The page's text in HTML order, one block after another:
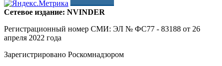
Сетевое издание: NVINDER
Регистрационный номер СМИ: ЭЛ № ФС77 - 83188 от 26
апреля 2022 года
Зарегистрировано Роскомнадзором